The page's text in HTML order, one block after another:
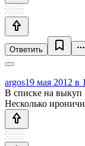
Ответить
argos19 мая 2012 в
В списке на
Несколько